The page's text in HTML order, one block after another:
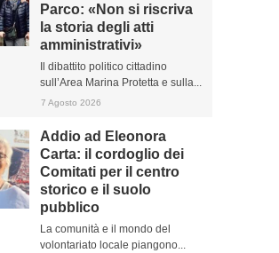
Parco: «Non si riscriva
la storia degli atti
amministrativi»
Il dibattito politico cittadino
sull’Area Marina Protetta e sulla...
7 Agosto 2026
Addio ad Eleonora
Carta: il cordoglio dei
Comitati per il centro
storico e il suolo
pubblico
La comunità e il mondo del
volontariato locale piangono...